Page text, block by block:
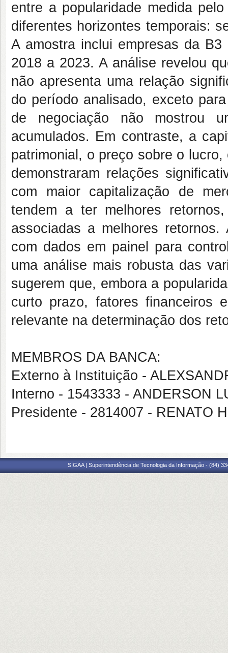
entre a popularidade medida
diferentes horizontes temporais:
A amostra inclui empresas da
2018 a 2023. A análise revelou
não apresenta uma relação
do período analisado, exceto
de negociação não mostrou
acumulados. Em contraste, a
patrimonial, o preço sobre o
demonstraram relações
com maior capitalização de
tendem a ter melhores
associadas a melhores
com dados em painel para
uma análise mais robusta das
sugerem que, embora a
curto prazo, fatores financeiros
relevante na determinação dos
MEMBROS DA BANCA:
Externo à Instituição -
Interno - 1543333 - ANDERSON
Presidente - 2814007 - RENATO
SIGAA | Superintendência de Tecnologia da Informação - (84)